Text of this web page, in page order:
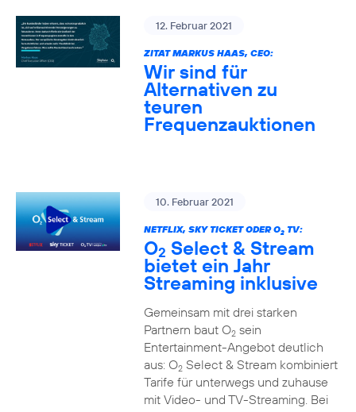
12. Februar 2021
ZITAT MARKUS HAAS, CEO:
Wir sind für
Alternativen zu
teuren
Frequenzauktionen
10. Februar 2021
NETFLIX, SKY TICKET ODER O2TV:
O2 Select & Stream
bietet ein Jahr
Streaming inklusive
Gemeinsam mit drei starken
Partnern baut O2sein
Entertainment-Angebot deutlich
aus: O2Select & Stream kombiniert
Tarife für unterwegs und zuhause
mit Video- und TV-Streaming. Bei